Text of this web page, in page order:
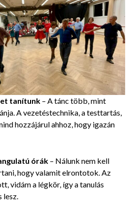
tanítunk – A tánc több, mint
A vezetéstechnika, a testtartás,
hozzájárul ahhoz, hogy igazán
órák – Nálunk nem kell
hogy valamit elrontotok. Az
vidám a légkör, így a tanulás
lesz.